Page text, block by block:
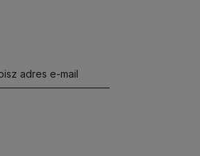
adres e-mail